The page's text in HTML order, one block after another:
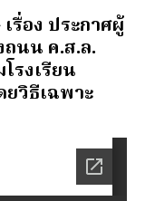
รื่อง ประกาศผู้
ถนน ค.ส.ล.
รงเรียน
วิธีเฉพาะ